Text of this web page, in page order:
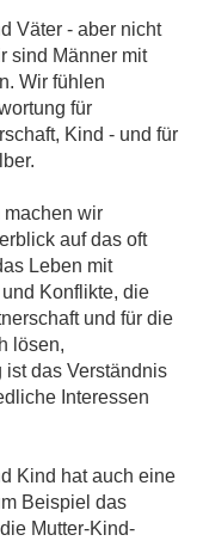
Väter - aber nicht
sind Männer mit
Wir fühlen
für
Kind - und für
machen wir
auf das oft
Leben mit
Konflikte, die
und für die
lösen,
ist das Verständnis
Interessen
Kind hat auch eine
Beispiel das
Mutter-Kind-